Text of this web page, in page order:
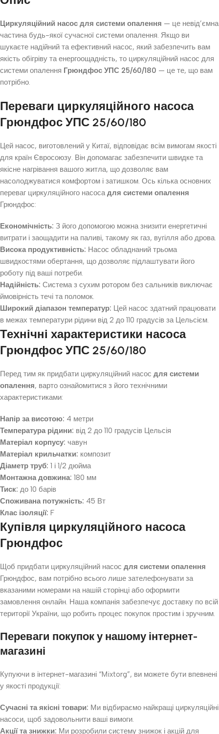
Циркуляційний насос для системи опалення — це невід’ємна
частина будь-якої сучасної системи опалення. Якщо ви
шукаєте надійний та ефективний насос, який забезпечить вам
якість обігріву та енергоощадність, то циркуляційний насос для
системи опалення Грюндфос УПС 25/60/180 — це те, що вам
потрібно.
Переваги циркуляційного насоса
Грюндфос УПС 25/60/180
Цей насос, виготовлений у Китаї, відповідає всім вимогам якості
для країн Євросоюзу. Він допомагає забезпечити швидке та
якісне нагрівання вашого житла, що дозволяє вам
насолоджуватися комфортом і затишком. Ось кілька основних
переваг циркуляційного насосадля системи опалення
Грюндфос:
Економічність: З його допомогою можна знизити енергетичні
витрати і заощадити на паливі, такому як газ, вугілля або дрова.
Висока продуктивність: Насос обладнаний трьома
швидкостями обертання, що дозволяє підлаштувати його
роботу під ваші потреби.
Надійність: Система з сухим ротором без сальників виключає
ймовірність течі та поломок.
Широкий діапазон температур: Цей насос здатний працювати
в межах температури рідини від 2 до 110 градусів за Цельсієм.
Технічні характеристики насоса
Грюндфос УПС 25/60/180
Перед тим як придбати циркуляційний насос для системи
опалення, варто ознайомитися з його технічними
характеристиками:
Напір за висотою: 4 метри
Температура рідини: від 2 до 110 градусів Цельсія
Матеріал корпусу: чавун
Матеріал крильчатки: композит
Діаметр труб: 1 і 1/2 дюйма
Монтажна довжина: 180 мм
Тиск: до 10 барів
Споживана потужність: 45 Вт
Клас ізоляції: F
Купівля циркуляційного насоса
Грюндфос
Щоб придбати циркуляційний насос для системи опалення
Грюндфос, вам потрібно всього лише зателефонувати за
вказаними номерами на нашій сторінці або оформити
замовлення онлайн. Наша компанія забезпечує доставку по всій
території України, що робить процес покупок простим і зручним.
Переваги покупок у нашому інтернет-
магазині
Купуючи в інтернет-магазині “Mixtorg”, ви можете бути впевнені
у якості продукції:
Сучасні та якісні товари: Ми відбираємо найкращі циркуляційні
насоси, щоб задовольнити ваші вимоги.
Акції та знижки: Ми розробили систему знижок і акцій для